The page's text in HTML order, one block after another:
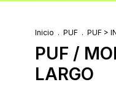
Inicio . PUF . PUF >
PUF /
LARGO